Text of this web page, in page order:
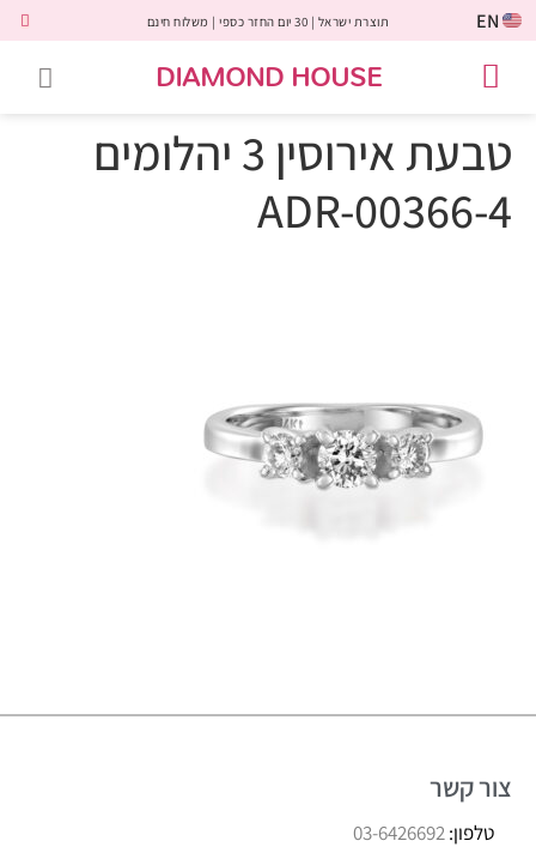
EN תוצרת ישראל | 30 יום החזר כספי | משלוח חינם
DIAMOND HOUSE
טבעת אירוסין 3 יהלומים
ADR-00366-4
צור קשר
טלפון:03-6426692